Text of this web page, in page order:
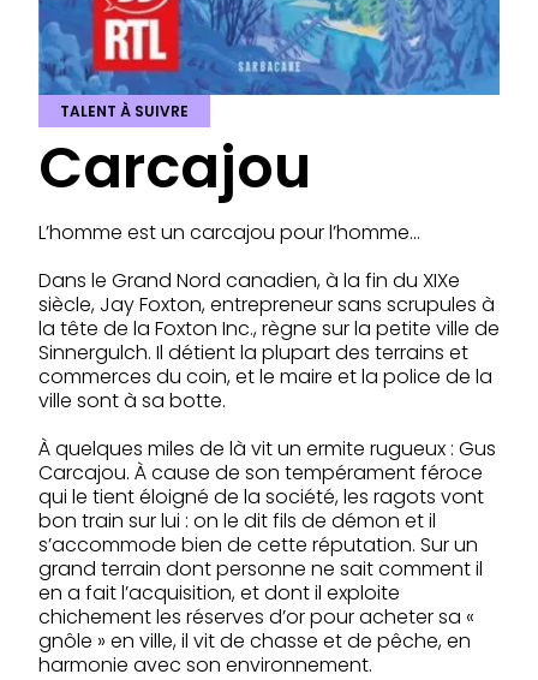
TALENT À SUIVRE
Carcajou
L’homme est un carcajou pour l’homme…
Dans le Grand Nord canadien, à la fin du XIXe
siècle, Jay Foxton, entrepreneur sans scrupules à
la tête de la Foxton Inc., règne sur la petite ville de
Sinnergulch. Il détient la plupart des terrains et
commerces du coin, et le maire et la police de la
ville sont à sa botte.
À quelques miles de là vit un ermite rugueux : Gus
Carcajou. À cause de son tempérament féroce
qui le tient éloigné de la société, les ragots vont
bon train sur lui : on le dit fils de démon et il
s’accommode bien de cette réputation. Sur un
grand terrain dont personne ne sait comment il
en a fait l’acquisition, et dont il exploite
chichement les réserves d’or pour acheter sa «
gnôle » en ville, il vit de chasse et de pêche, en
harmonie avec son environnement.